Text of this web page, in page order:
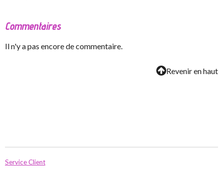
Commentaires
Il n'y a pas encore de commentaire.
Revenir en haut
Service Client